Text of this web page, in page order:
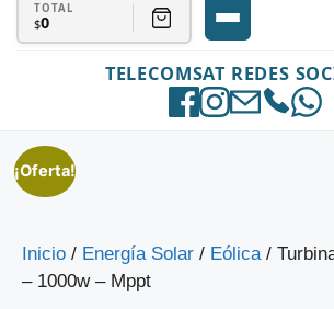
TELECOMSAT REDES
TOTAL
$0
¡Oferta!
Inicio / Energía Solar / Eólica/
– 1000w – Mppt